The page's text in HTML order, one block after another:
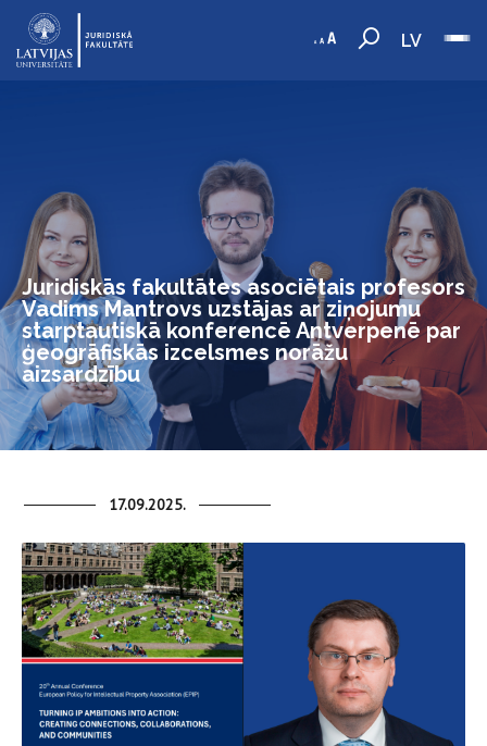
LV
Juridiskās fakultātes asociētais profesors
Vadims Mantrovs uzstājas ar ziņojumu
starptautiskā konferencē Antverpenē par
ģeogrāfiskās izcelsmes norāžu
aizsardzību
17.09.2025.